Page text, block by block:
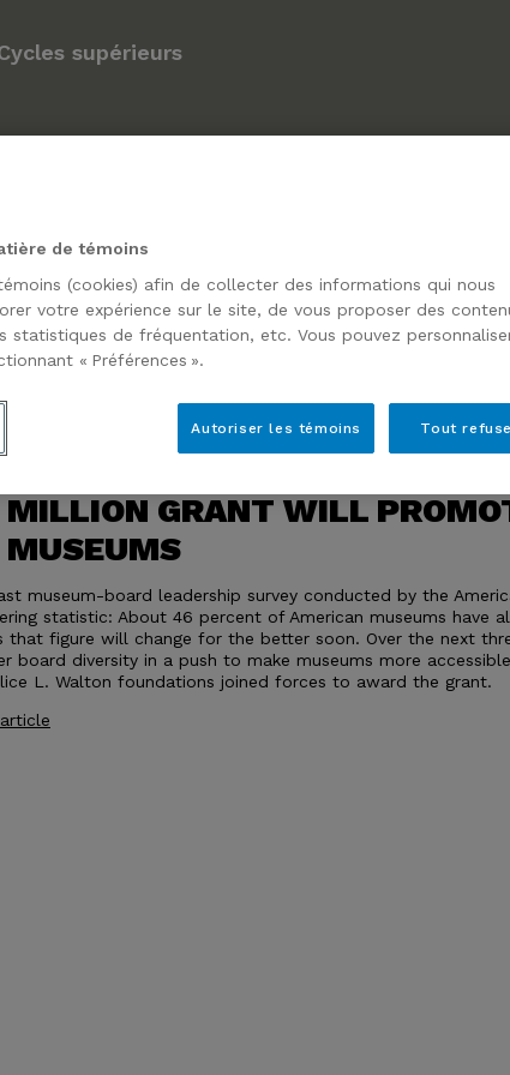
supérieurs
MUSÉE DES BEAUX-ARTS
DE MONTRÉAL AVEC LAURA
DELFINO
LES 8ES
GRANT WILL
museum-board leadership survey conducted by the
statistic: About 46 percent of American museums have
that figure will change for the better soon. Over the next
board diversity in a push to make museums more
L. Walton foundations joined forces to award the grant.
de témoins
(cookies) afin de collecter des informations qui nous
votre expérience sur le site, de vous proposer des
statistiques de fréquentation, etc. Vous pouvez
« Préférences ».
Tout
Autoriser les témoins